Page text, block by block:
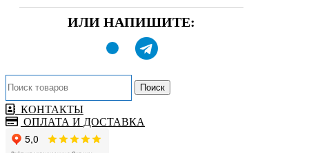
ИЛИ НАПИШИТЕ:
Поиск
КОНТАКТЫ
ОПЛАТА И ДОСТАВКА